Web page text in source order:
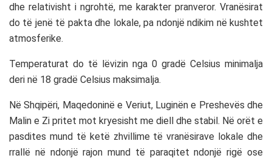
dhe relativisht i ngrohtë, me karakter pranveror. Vranësirat
do të jenë të pakta dhe lokale, pa ndonjë ndikim në kushtet
atmosferike.
Temperaturat do të lëvizin nga 0 gradë Celsius minimalja
deri në 18 gradë Celsius maksimalja.
Në Shqipëri, Maqedoninë e Veriut, Luginën e Preshevës dhe
Malin e Zi pritet mot kryesisht me diell dhe stabil. Në orët e
pasdites mund të ketë zhvillime të vranësirave lokale dhe
rrallë në ndonjë rajon mund të paraqitet ndonjë rigë ose